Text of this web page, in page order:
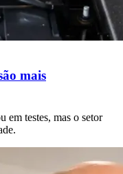
mais
em testes, mas o setor